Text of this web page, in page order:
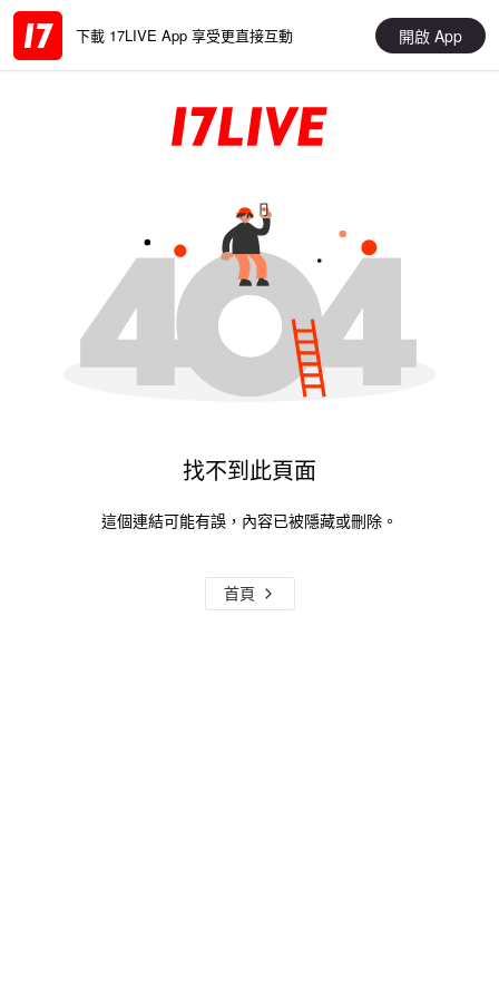
下載 17LIVE App 享受更直接互動 開啟 App
找不到此頁面
這個連結可能有誤，內容已被隱藏或刪除。
首頁